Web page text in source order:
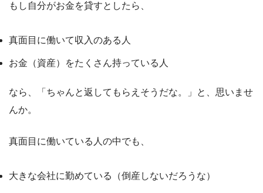
もし自分がお金を貸すとしたら、
真面目に働いて収入のある人
お金（資産）をたくさん持っている人
なら、「ちゃんと返してもらえそうだな。」と、思いませ
んか。
真面目に働いている人の中でも、
大きな会社に勤めている（倒産しないだろうな）